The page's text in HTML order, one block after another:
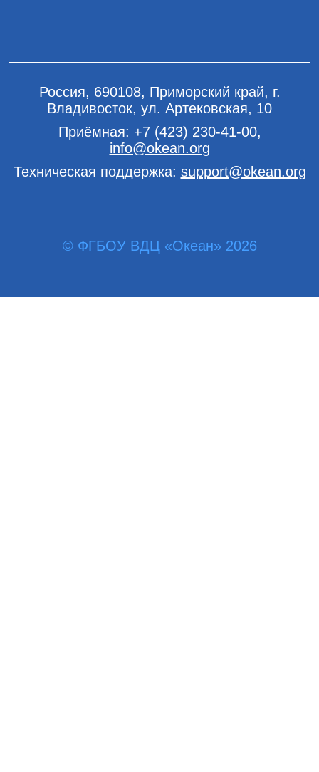
Россия, 690108, Приморский край, г.
Владивосток, ул. Артековская, 10
Приёмная: +7 (423) 230-41-00,
info@okean.org
Техническая поддержка: support@okean.org
© ФГБОУ ВДЦ «Океан» 2026